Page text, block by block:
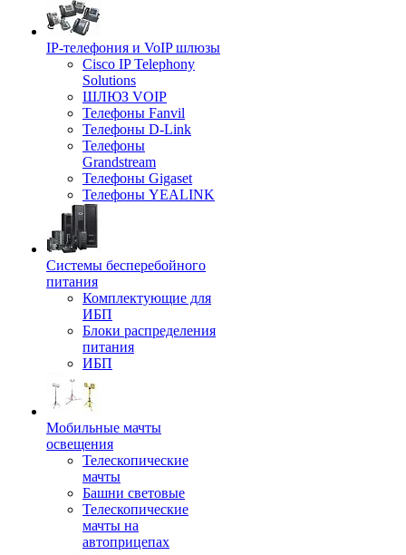
IP-телефония и VoIP шлюзы
Cisco IP Telephony
Solutions
ШЛЮЗ VOIP
Телефоны Fanvil
Телефоны D-Link
Телефоны
Grandstream
Телефоны Gigaset
Телефоны YEALINK
Системы бесперебойного
питания
Комплектующие для
ИБП
Блоки распределения
питания
ИБП
Мобильные мачты
освещения
Телескопические
мачты
Башни световые
Телескопические
мачты на
автоприцепах